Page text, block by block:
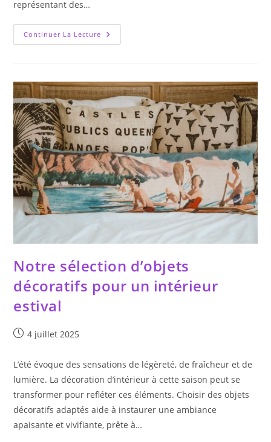
représentant des…
Continuer La Lecture Comment
Créer
Facilement
?
Notre sélection d’objets
décoratifs pour un intérieur
estival
Publication
4 juillet 2025
L’été évoque des sensations de légèreté, de fraîcheur et de
lumière. La décoration d’intérieur à cette saison peut se
transformer pour refléter ces éléments. Choisir des objets
décoratifs adaptés aide à instaurer une ambiance
apaisante et vivifiante, prête à…